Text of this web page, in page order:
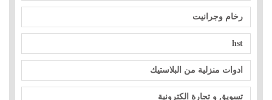
رخام وجرانيت
hst
ادوات منزلية من البلاستيك
تسويق و تجارة الكترونية